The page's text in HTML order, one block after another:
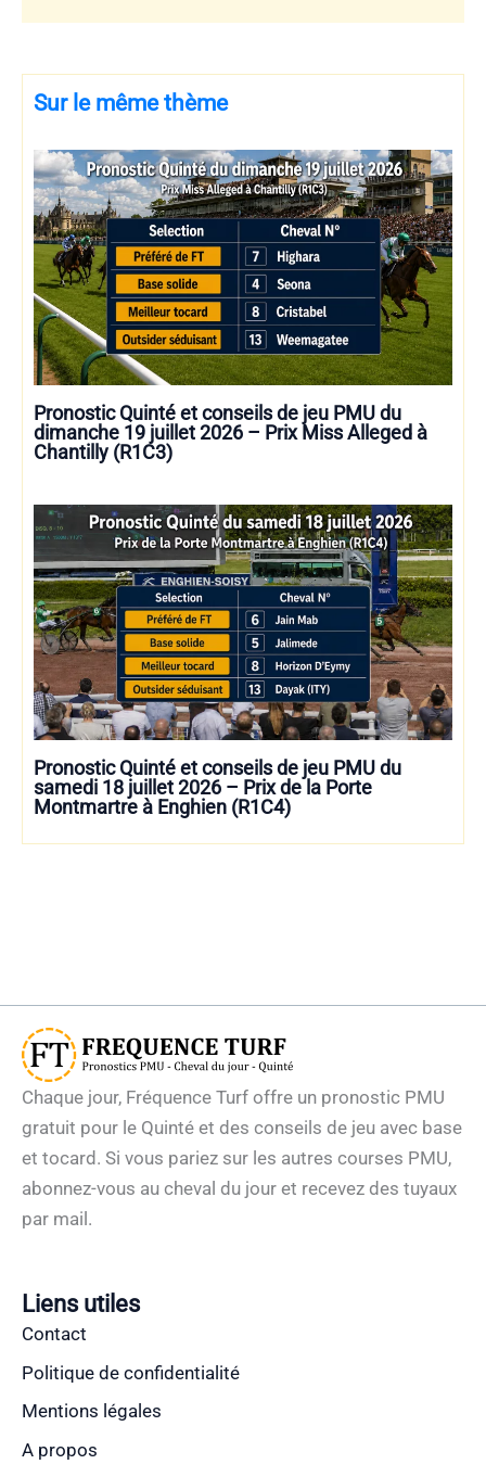
Sur le même thème
Pronostic Quinté et conseils de jeu PMU du
dimanche 19 juillet 2026 – Prix Miss Alleged à
Chantilly (R1C3)
Pronostic Quinté et conseils de jeu PMU du
samedi 18 juillet 2026 – Prix de la Porte
Montmartre à Enghien (R1C4)
Chaque jour, Fréquence Turf offre un pronostic PMU
gratuit pour le Quinté et des conseils de jeu avec base
et tocard. Si vous pariez sur les autres courses PMU,
abonnez-vous au cheval du jour et recevez des tuyaux
par mail.
Liens utiles
Contact
Politique de confidentialité
Mentions légales
A propos